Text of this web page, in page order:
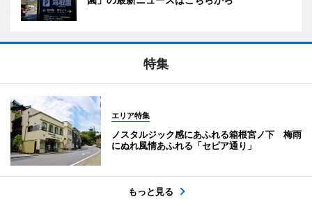
特集
エリア特集
ノスタルジック感にあふれる箱根宮ノ下 梅雨
にぬれ風情あふれる「セピア通り」
もっと見る